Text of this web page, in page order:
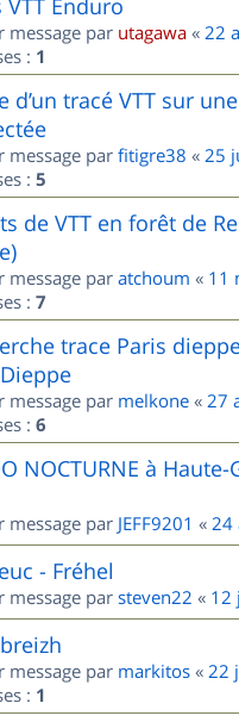
VTT Enduro
message par utagawa « 22
: 1
d’un tracé VTT sur
message par fitigre38 « 25
: 5
de VTT en forêt de
message par atchoum « 11
: 7
trace Paris
message par melkone « 27
: 6
NOCTURNE à
message par JEFF9201 « 24
- Fréhel
message par steven22 « 12
message par markitos « 22
: 1